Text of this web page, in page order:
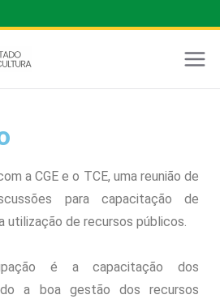
a CGE e o TCE, uma reunião de
para capacitação de
utilização de recursos públicos.
é a capacitação dos
a boa gestão dos recursos